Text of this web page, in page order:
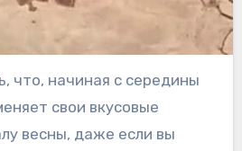
что, начиная с середины
свои вкусовые
весны, даже если вы